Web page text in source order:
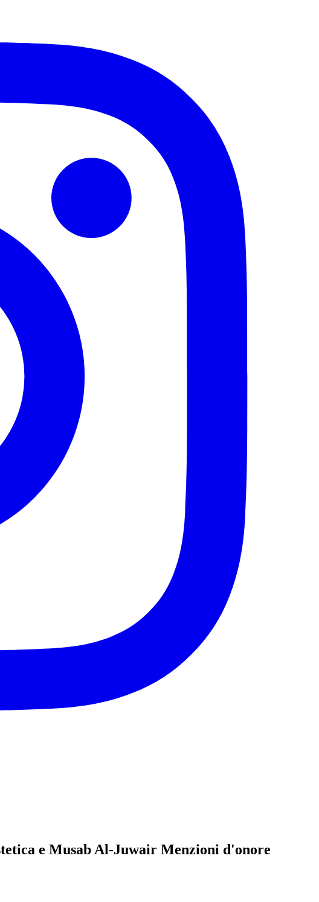
e Musab Al-Juwair Menzioni d'onore